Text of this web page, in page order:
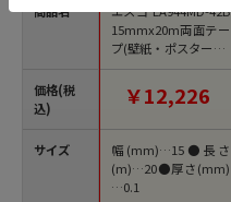
商品名
価格(税
込)
サイズ
エスコ EA944MD-42B
15mmx20m両面テー
プ(壁紙・ポスター用/
20巻) 1個（ご注文単
￥12,226
幅(mm)…15●長さ
(m)…20●厚さ(mm)
…0.1